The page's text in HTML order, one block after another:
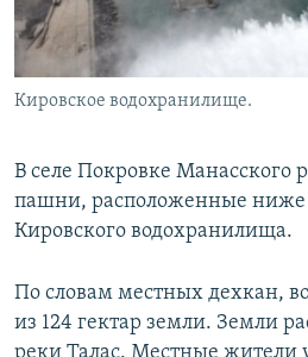
Кировское водохранилище.
В селе Покровке Манасского
пашни, расположенные ниже
Кировского водохранилища.
По словам местных дехкан,
из 124 гектар земли. Земли